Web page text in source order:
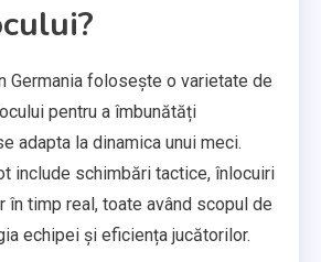
Germania folosește o varietate de
pentru a îmbunătăți
adapta la dinamica unui meci.
include schimbări tactice, înlocuiri
în timp real, toate având scopul de
echipei și eficiența jucătorilor.